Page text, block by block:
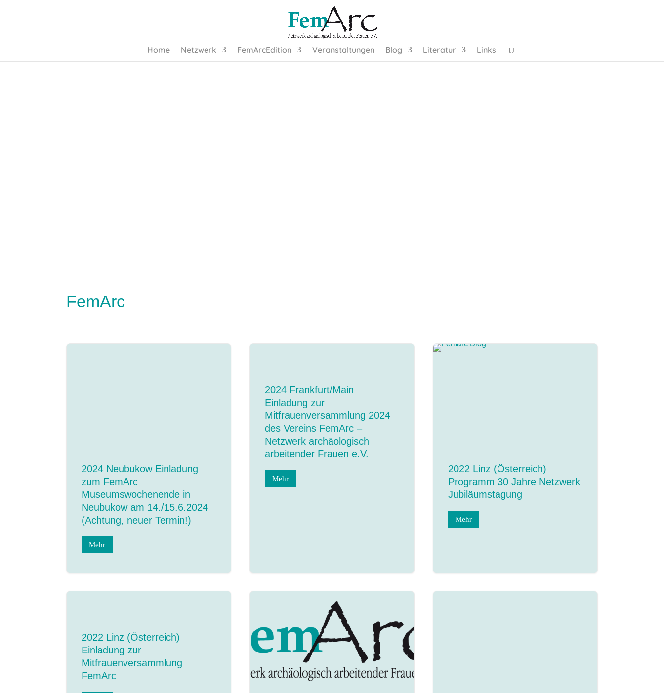
Home Netzwerk FemArcEdition Veranstaltungen Blog Literatur Links
FemArc
2024 Neubukow Einladung
zum FemArc
Museumswochenende in
Neubukow am 14./15.6.2024
(Achtung, neuer Termin!)
Mehr
2024 Frankfurt/Main
Einladung zur
Mitfrauenversammlung 2024
des Vereins FemArc –
Netzwerk archäologisch
arbeitender Frauen e.V.
Mehr
2022 Linz (Österreich)
Programm 30 Jahre Netzwerk
Jubiläumstagung
Mehr
2022 Linz (Österreich)
Einladung zur
Mitfrauenversammlung
FemArc